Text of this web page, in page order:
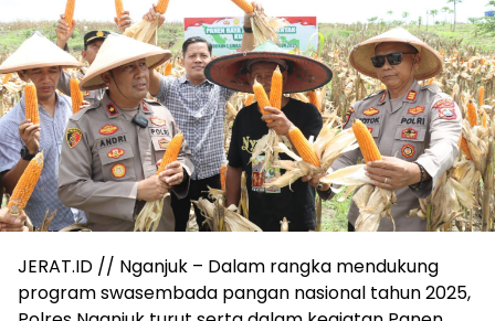
JERAT.ID // Nganjuk – Dalam rangka mendukung
program swasembada pangan nasional tahun 2025,